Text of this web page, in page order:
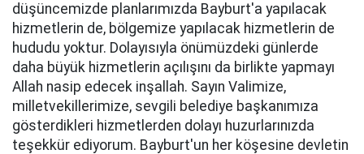
düşüncemizde planlarımızda Bayburt'a yapılacak
hizmetlerin de, bölgemize yapılacak hizmetlerin de
hududu yoktur. Dolayısıyla önümüzdeki günlerde
daha büyük hizmetlerin açılışını da birlikte yapmayı
Allah nasip edecek inşallah. Sayın Valimize,
milletvekillerimize, sevgili belediye başkanımıza
gösterdikleri hizmetlerden dolayı huzurlarınızda
teşekkür ediyorum. Bayburt'un her köşesine devletin